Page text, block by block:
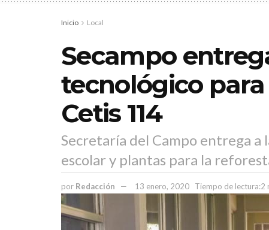
Inicio Local
Secampo
tecnológico
Cetis 114
Secretaría del Campo entrega
escolar y plantas para la
por Redacción 13 enero, 2020 Tiempo de lectura:2